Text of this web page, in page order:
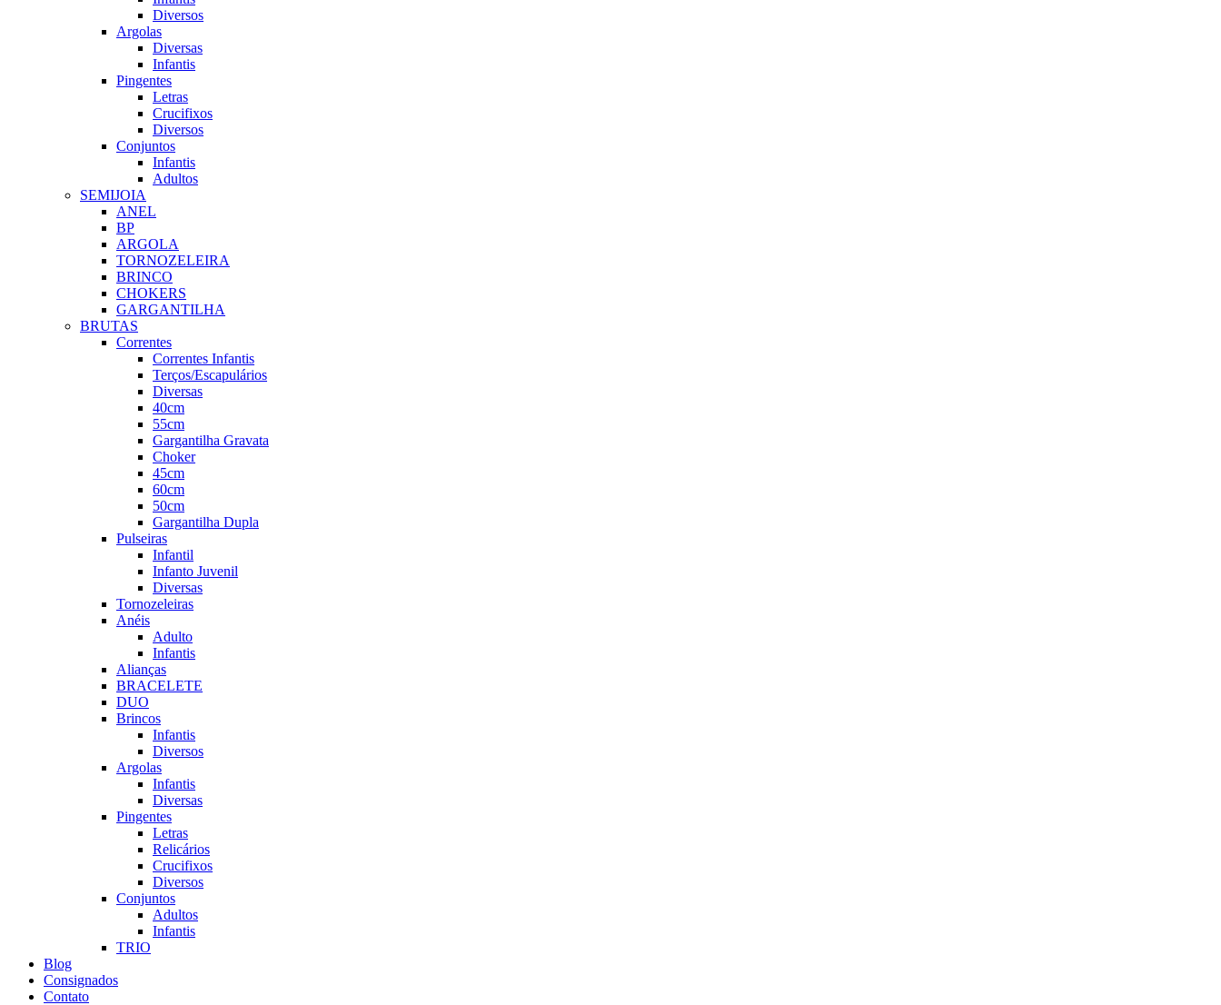
Diversos
Argolas
Diversas
Infantis
Pingentes
Letras
Crucifixos
Diversos
Conjuntos
Infantis
Adultos
SEMIJOIA
ANEL
BP
ARGOLA
TORNOZELEIRA
BRINCO
CHOKERS
GARGANTILHA
BRUTAS
Correntes
Correntes Infantis
Terços/Escapulários
Diversas
40cm
55cm
Gargantilha Gravata
Choker
45cm
60cm
50cm
Gargantilha Dupla
Pulseiras
Infantil
Infanto Juvenil
Diversas
Tornozeleiras
Anéis
Adulto
Infantis
Alianças
BRACELETE
DUO
Brincos
Infantis
Diversos
Argolas
Infantis
Diversas
Pingentes
Letras
Relicários
Crucifixos
Diversos
Conjuntos
Adultos
Infantis
TRIO
Blog
Consignados
Contato